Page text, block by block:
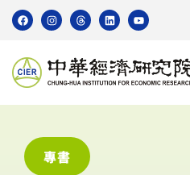
專書